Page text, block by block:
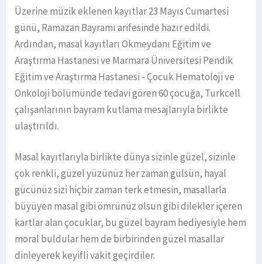
Üzerine müzik eklenen kayıtlar 23 Mayıs Cumartesi
günü, Ramazan Bayramı arifesinde hazır edildi.
Ardından, masal kayıtları Okmeydanı Eğitim ve
Araştırma Hastanesi ve Marmara Üniversitesi Pendik
Eğitim ve Araştırma Hastanesi - Çocuk Hematoloji ve
Onkoloji bölümünde tedavi gören 60 çocuğa, Turkcell
çalışanlarının bayram kutlama mesajlarıyla birlikte
ulaştırıldı.
Masal kayıtlarıyla birlikte dünya sizinle güzel, sizinle
çok renkli, güzel yüzünüz her zaman gülsün, hayal
gücünüz sizi hiçbir zaman terk etmesin, masallarla
büyüyen masal gibi ömrünüz olsun gibi dilekler içeren
kartlar alan çocuklar, bu güzel bayram hediyesiyle hem
moral buldular hem de birbirinden güzel masallar
dinleyerek keyifli vakit geçirdiler.